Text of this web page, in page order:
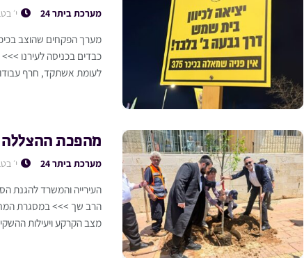
מערכת ביתר 24 י׳
מערך הפקחים שהוצב
כבדים בכניסה לעירנו
לעומת אשתקד, חרף
מהפכת ההצללה
מערכת ביתר 24 י׳
העירייה והמשרד להגנת
הרב שך >>> במסגרת
מצב הקרקע ויעילות